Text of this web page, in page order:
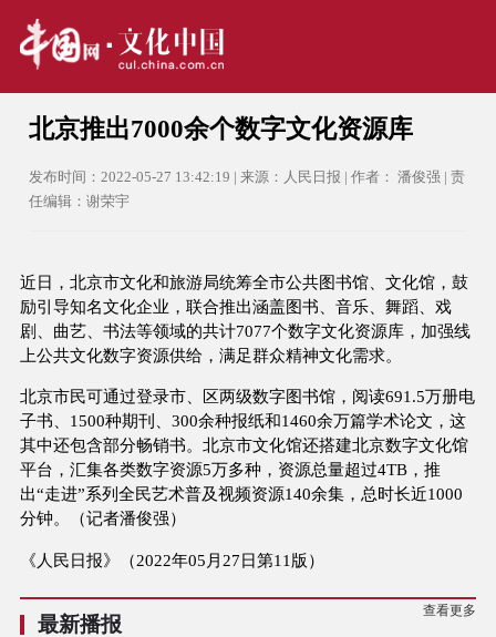
北京推出7000余个数字文化资源库
发布时间：2022-05-27 13:42:19 | 来源：人民日报 | 作者： 潘俊强 | 责
任编辑：谢荣宇
近日，北京市文化和旅游局统筹全市公共图书馆、文化馆，鼓
励引导知名文化企业，联合推出涵盖图书、音乐、舞蹈、戏
剧、曲艺、书法等领域的共计7077个数字文化资源库，加强线
上公共文化数字资源供给，满足群众精神文化需求。
北京市民可通过登录市、区两级数字图书馆，阅读691.5万册电
子书、1500种期刊、300余种报纸和1460余万篇学术论文，这
其中还包含部分畅销书。北京市文化馆还搭建北京数字文化馆
平台，汇集各类数字资源5万多种，资源总量超过4TB，推
出“走进”系列全民艺术普及视频资源140余集，总时长近1000
分钟。（记者潘俊强）
《人民日报》（2022年05月27日第11版）
最新播报
查看更多